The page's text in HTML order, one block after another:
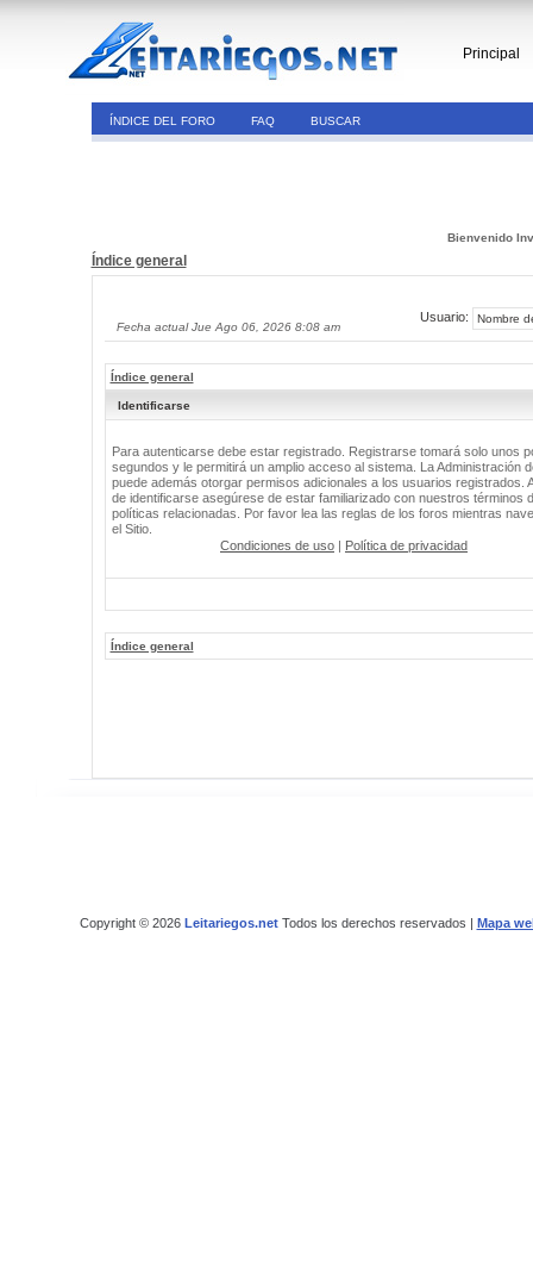
Principal
ÍNDICE DEL FORO FAQ BUSCAR
Bienvenido
Índice general
Fecha actual Jue Ago 06, 2026 8:08 am
Usuario:
Índice general
Identificarse
Para autenticarse debe estar registrado. Registrarse tomará solo unos
segundos y le permitirá un amplio acceso al sistema. La Administración
puede además otorgar permisos adicionales a los usuarios registrados.
de identificarse asegúrese de estar familiarizado con nuestros términos
políticas relacionadas. Por favor lea las reglas de los foros mientras
el Sitio.
Condiciones de uso | Política de privacidad
Índice general
Copyright © 2026 Leitariegos.netTodos los derechos reservados | Mapa